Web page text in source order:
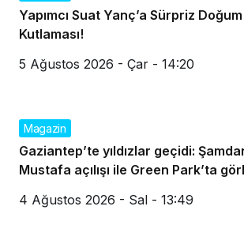
Yapımcı Suat Yanç’a Sürpriz
Kutlaması!
5 Ağustos 2026 - Çar - 14:20
Magazin
Gaziantep’te yıldızlar geçidi:
Mustafa açılışı ile Green Park’ta
4 Ağustos 2026 - Sal - 13:49